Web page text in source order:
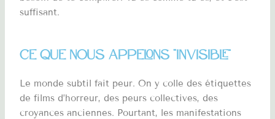
suffisant.
Ce que nous appelons “invisible”
Le monde subtil fait peur. On y colle des étiquettes
de films d’horreur, des peurs collectives, des
croyances anciennes. Pourtant, les manifestations